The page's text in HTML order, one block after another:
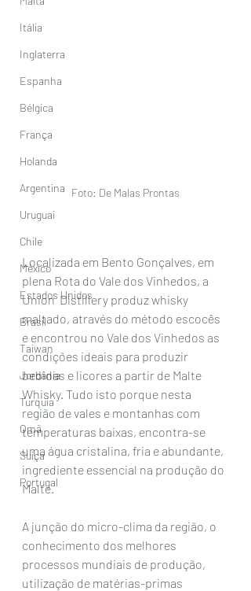
Itália
Inglaterra
Espanha
Bélgica
França
Holanda
Argentina
Uruguai
Chile
México
Estados Unidos
Brasil
Taiwan
Jordânia
Turquia
Omã
Suiça
Portugal
Foto: De Malas Prontas
Localizada em Bento Gonçalves, em
plena Rota do Vale dos Vinhedos, a
Union  Distillery produz whisky
maltado, através do método escocês
e encontrou no Vale dos Vinhedos as
condições ideais para produzir
bebidas e licores a partir de Malte
Whisky. Tudo isto porque nesta
região de vales e montanhas com
temperaturas baixas, encontra-se
uma água cristalina, fria e abundante,
ingrediente essencial na produção do
Malte.
A junção do micro-clima da região, o
conhecimento dos melhores
processos mundiais de produção,
utilização de matérias-primas